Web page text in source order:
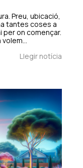
Preu, ubicació,
tantes coses a
on començar.
volem…
Llegir notícia